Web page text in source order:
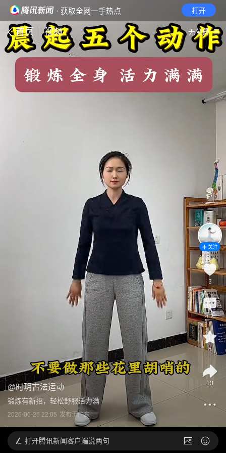
· 获取全网一手热点 打开
首页 视频 无障碍
@时玥古法运动
锻炼有新招，轻松舒服活力满
2026-06-25 22:05 发布于广东
关注
3
评论
5
13
打开腾讯新闻客户端说两句